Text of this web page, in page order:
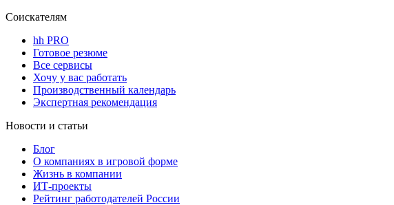
Соискателям
hh PRO
Готовое резюме
Все сервисы
Хочу у вас работать
Производственный календарь
Экспертная рекомендация
Новости и статьи
Блог
О компаниях в игровой форме
Жизнь в компании
ИТ-проекты
Рейтинг работодателей России